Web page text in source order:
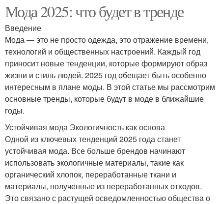
Мода 2025: что будет в тренде
Введение
Мода — это не просто одежда, это отражение времени,
технологий и общественных настроений. Каждый год
приносит новые тенденции, которые формируют образ
жизни и стиль людей. 2025 год обещает быть особенно
интересным в плане моды. В этой статье мы рассмотрим
основные тренды, которые будут в моде в ближайшие
годы.
Устойчивая мода Экологичность как основа
Одной из ключевых тенденций 2025 года станет
устойчивая мода. Все больше брендов начинают
использовать экологичные материалы, такие как
органический хлопок, переработанные ткани и
материалы, полученные из переработанных отходов.
Это связано с растущей осведомленностью общества о